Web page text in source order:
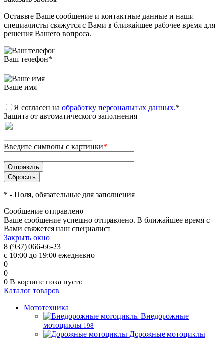
Оставьте Ваше сообщение и контактные данные и наши
специалисты свяжутся с Вами в ближайшее рабочее время для
решения Вашего вопроса.
Ваш телефон*
Ваше имя
Я согласен на обработку персональных данных.*
Защита от автоматического заполнения
Введите символы с картинки*
* - Поля, обязательные для заполнения
Сообщение отправлено
Ваше сообщение успешно отправлено. В ближайшее время с
Вами свяжется наш специалист
Закрыть окно
8 (937) 066-66-23
с 10:00 до 19:00 ежедневно
0
0
0 В корзине пока пусто
Каталог товаров
Мототехника
Внедорожные
мотоциклы 198
Дорожные мотоциклы